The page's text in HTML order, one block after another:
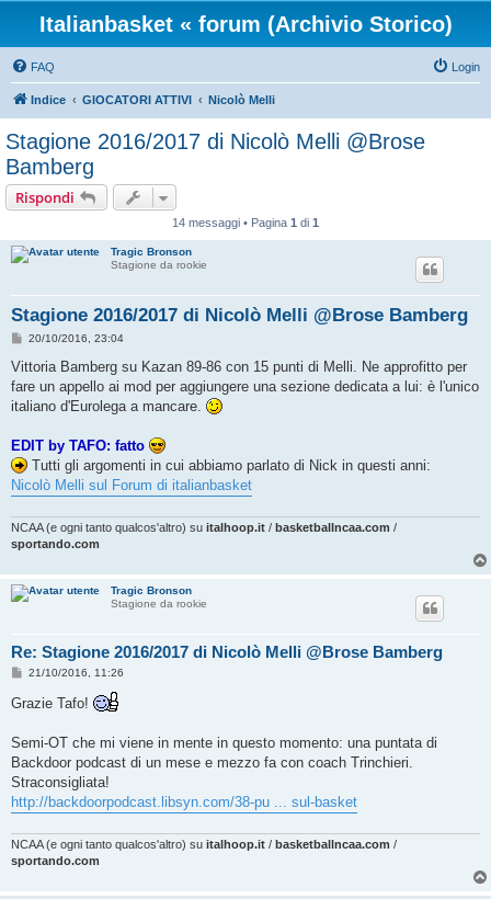
Italianbasket « forum (Archivio Storico)
FAQ Login
Indice GIOCATORI ATTIVI Nicolò Melli
Stagione 2016/2017 di Nicolò Melli @Brose
Bamberg
Rispondi
14 messaggi • Pagina 1 di 1
Tragic Bronson
Stagione da rookie
Stagione 2016/2017 di Nicolò Melli @Brose Bamberg
M
s
a
g
o
20/10/2016, 23:04
Vittoria Bamberg su Kazan 89-86 con 15 punti di Melli. Ne approfitto per
fare un appello ai mod per aggiungere una sezione dedicata a lui: è l'unico
italiano d'Eurolega a mancare.
EDIT by TAFO: fatto
Tutti gli argomenti in cui abbiamo parlato di Nick in questi anni:
Nicolò Melli sul Forum di italianbasket
NCAA (e ogni tanto qualcos'altro) su italhoop.it / basketballncaa.com /
sportando.com
Tragic Bronson
Stagione da rookie
Re: Stagione 2016/2017 di Nicolò Melli @Brose Bamberg
M
s
s
g
g
i
o
21/10/2016, 11:26
Grazie Tafo!
Semi-OT che mi viene in mente in questo momento: una puntata di
Backdoor podcast di un mese e mezzo fa con coach Trinchieri.
Straconsigliata!
http://backdoorpodcast.libsyn.com/38-pu ... sul-basket
NCAA (e ogni tanto qualcos'altro) su italhoop.it / basketballncaa.com /
sportando.com